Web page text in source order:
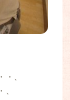
・、
、